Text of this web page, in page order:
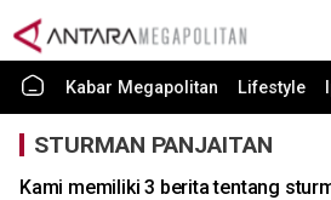
Kabar Megapolitan Lifestyle
STURMAN PANJAITAN
Kami memiliki 3 berita tentang